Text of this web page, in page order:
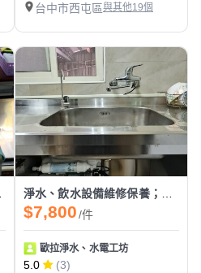
台中市西屯區與其他19個
$7,800/件
歐拉淨水、水電工坊
5.0
(3)